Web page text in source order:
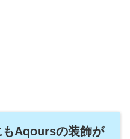
Aqoursの装飾が